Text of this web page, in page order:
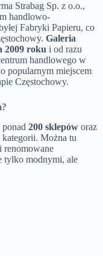
Strabag Sp. z o.o.,
handlowo-
Fabryki Papieru, co
Galeria
2009 roku i od razu
handlowego w
popularnym miejscem
Częstochowy.
200 sklepów oraz
Można tu
renomowane
tylko modnymi, ale